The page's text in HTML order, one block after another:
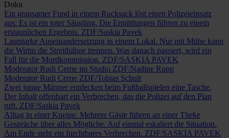
Doku
Ein grausamer Fund in einem Rucksack löst einen Polizeieinsatz
aus: Es ist ein toter Säugling. Die Ermittlungen führen zu einem
erstaunlichen Ergebnis. ZDF/Saskia Pavek
Lautstarke Auseinandersetzung in einem Lokal. Nur mit Mühe kann
die Wirtin die Streithähne trennen. Was danach passiert, wird ein
Fall für die Mordkommission. ZDF/SASKIA PAVEK
Moderator Rudi Cerne im Studio ZDF/Nadine Rupp
Moderator Rudi Cerne ZDF/Tobias Schult
Zwei junge Männer entdecken beim Fußballspielen eine Tasche.
Der Inhalt offenbart ein Verbrechen, das die Polizei auf den Plan
ruft. ZDF/Saskia Pavek
Alltag in einer Kneipe. Mehrere Gäste führen an einer Theke
Gespräche über alles Mögliche. Auf einmal eskaliert die Situation.
Am Ende steht ein furchtbares Verbrechen. ZDF/SASKIA PAVEK